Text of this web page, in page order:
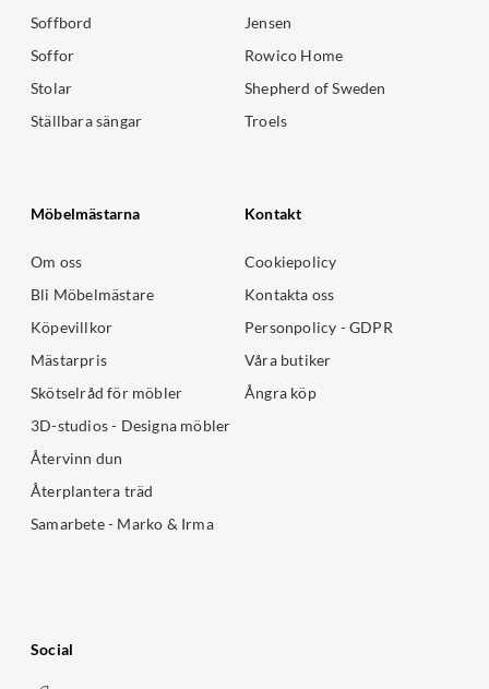
Soffbord
Soffor
Stolar
Ställbara sängar
Jensen
Rowico Home
Shepherd of Sweden
Troels
Möbelmästarna
Om oss
Bli Möbelmästare
Köpevillkor
Mästarpris
Skötselråd för möbler
3D-studios - Designa möbler
Återvinn dun
Återplantera träd
Samarbete - Marko & Irma
Kontakt
Cookiepolicy
Kontakta oss
Personpolicy - GDPR
Våra butiker
Ångra köp
Social